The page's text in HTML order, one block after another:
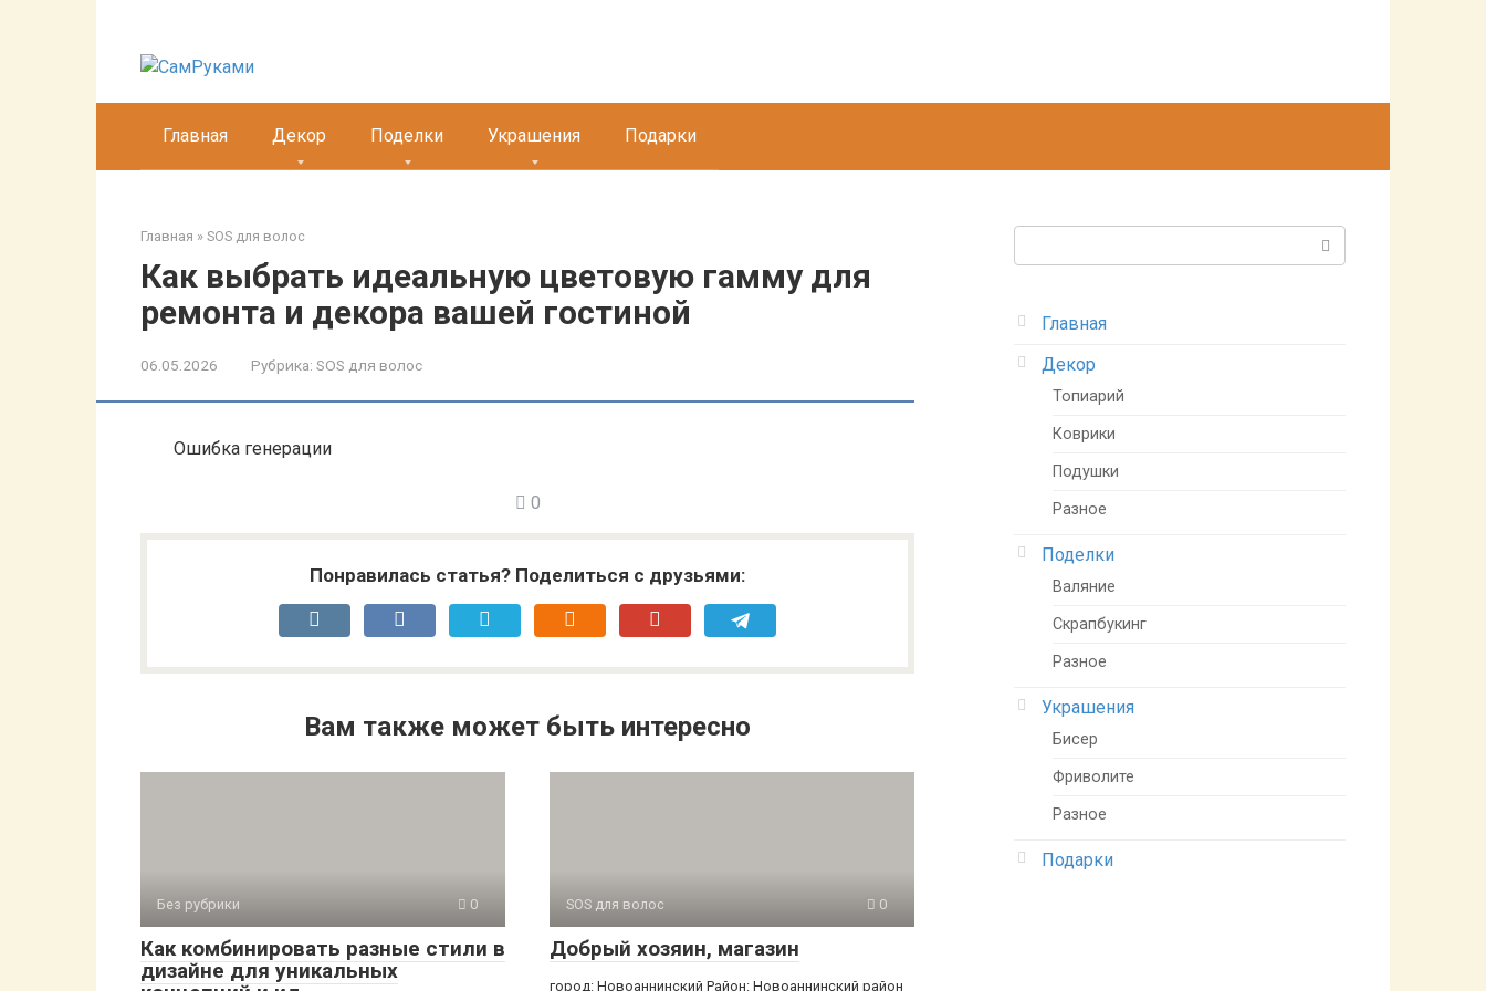
Главная Декор Поделки Украшения Подарки
Главная » SOS для волос
Как выбрать идеальную цветовую гамму для
ремонта и декора вашей гостиной
06.05.2026 Рубрика: SOS для волос
Ошибка генерации
0
Понравилась статья? Поделиться с друзьями:
Вам также может быть интересно
Без рубрики 0
Как комбинировать разные стили в
дизайне для уникальных
SOS для волос 0
Добрый хозяин, магазин
город: Новоаннинский Район: Новоаннинский район
Главная
Декор
Топиарий
Коврики
Подушки
Разное
Поделки
Валяние
Скрапбукинг
Разное
Украшения
Бисер
Фриволите
Разное
Подарки